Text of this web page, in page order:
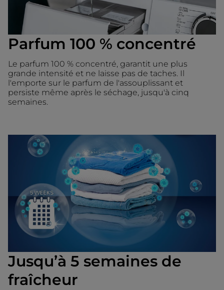
Parfum 100 % concentré
Le parfum 100 % concentré, garantit une plus
grande intensité et ne laisse pas de taches. Il
l'emporte sur le parfum de l'assouplissant et
persiste même après le séchage, jusqu'à cinq
semaines.
Jusqu’à 5 semaines de
fraîcheur